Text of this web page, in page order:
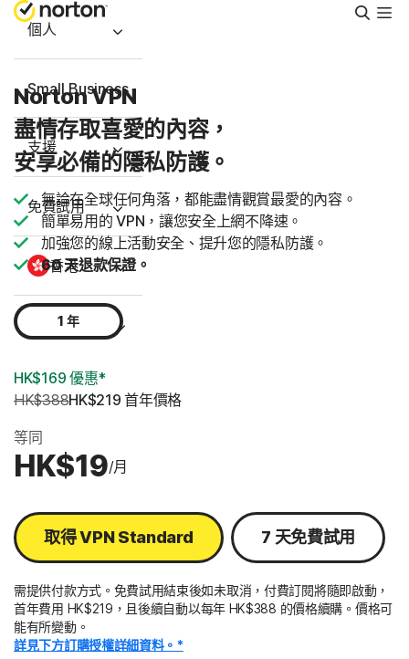
搜
尋
個人
Small Business
支援
免費試用
香港
登入
Norton VPN
盡情存取喜愛的內容，
安享必備的隱私防護。
無論在全球任何角落，都能盡情觀賞最愛的內容。
簡單易用的 VPN，讓您安全上網不降速。
加強您的線上活動安全、提升您的隱私防護。
60 天退款保證。
1 年
HK$169 優惠*
HK$388HK$219 首年價格
等同
HK$19/月
取得 VPN Standard 7 天免費試用
需提供付款方式。免費試用結束後如未取消，付費訂閱將隨即啟動，
首年費用 HK$219，且後續自動以每年 HK$388 的價格續購。價格可
能有所變動。
詳見下方訂購授權詳細資料。*